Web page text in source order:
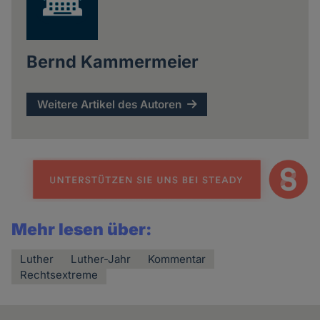
Bernd Kammermeier
Weitere Artikel des Autoren
Mehr lesen über:
Luther Luther-Jahr
Kommentar
Rechtsextreme